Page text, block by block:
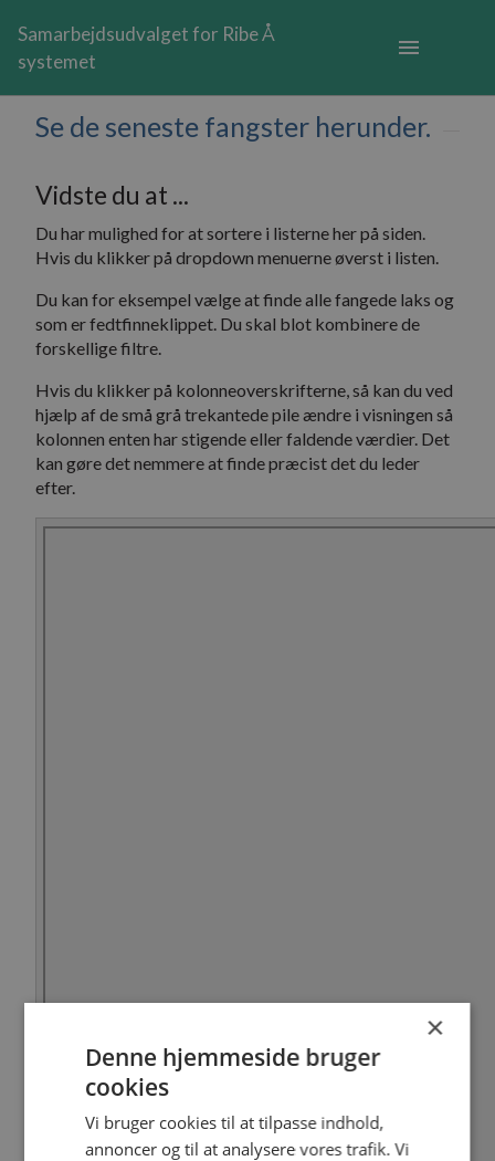
Samarbejdsudvalget for Ribe Å
systemet
menu
Se de seneste fangster herunder.
Vidste du at ...
Du har mulighed for at sortere i listerne her på siden.
Hvis du klikker på dropdown menuerne øverst i listen.
Du kan for eksempel vælge at finde alle fangede laks og
som er fedtfinneklippet. Du skal blot kombinere de
forskellige filtre.
Hvis du klikker på kolonneoverskrifterne, så kan du ved
hjælp af de små grå trekantede pile ændre i visningen så
kolonnen enten har stigende eller faldende værdier. Det
kan gøre det nemmere at finde præcist det du leder
efter.
×
Denne hjemmeside bruger
cookies
Vi bruger cookies til at tilpasse indhold,
annoncer og til at analysere vores trafik. Vi